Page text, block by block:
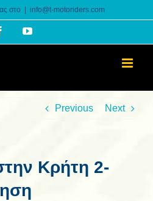
στο info@t-motoriders.com
FacebookYouTube
Previous Next
Κρήτη 2-